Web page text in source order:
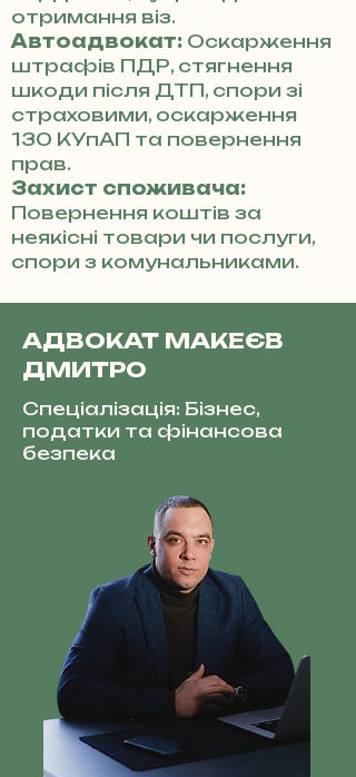
отримання віз.
Автоадвокат: Оскарження
штрафів ПДР, стягнення
шкоди після ДТП, спори зі
страховими, оскарження
130 КУпАП та повернення
прав.
Захист споживача:
Повернення коштів за
неякісні товари чи послуги,
спори з комунальниками.
АДВОКАТ МАКЕЄВ
ДМИТРО
Спеціалізація: Бізнес,
податки та фінансова
безпека